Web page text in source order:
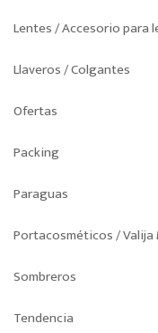
Lentes / Accesorio para
Llaveros / Colgantes
Ofertas
Packing
Paraguas
Portacosméticos / Valija
Sombreros
Tendencia